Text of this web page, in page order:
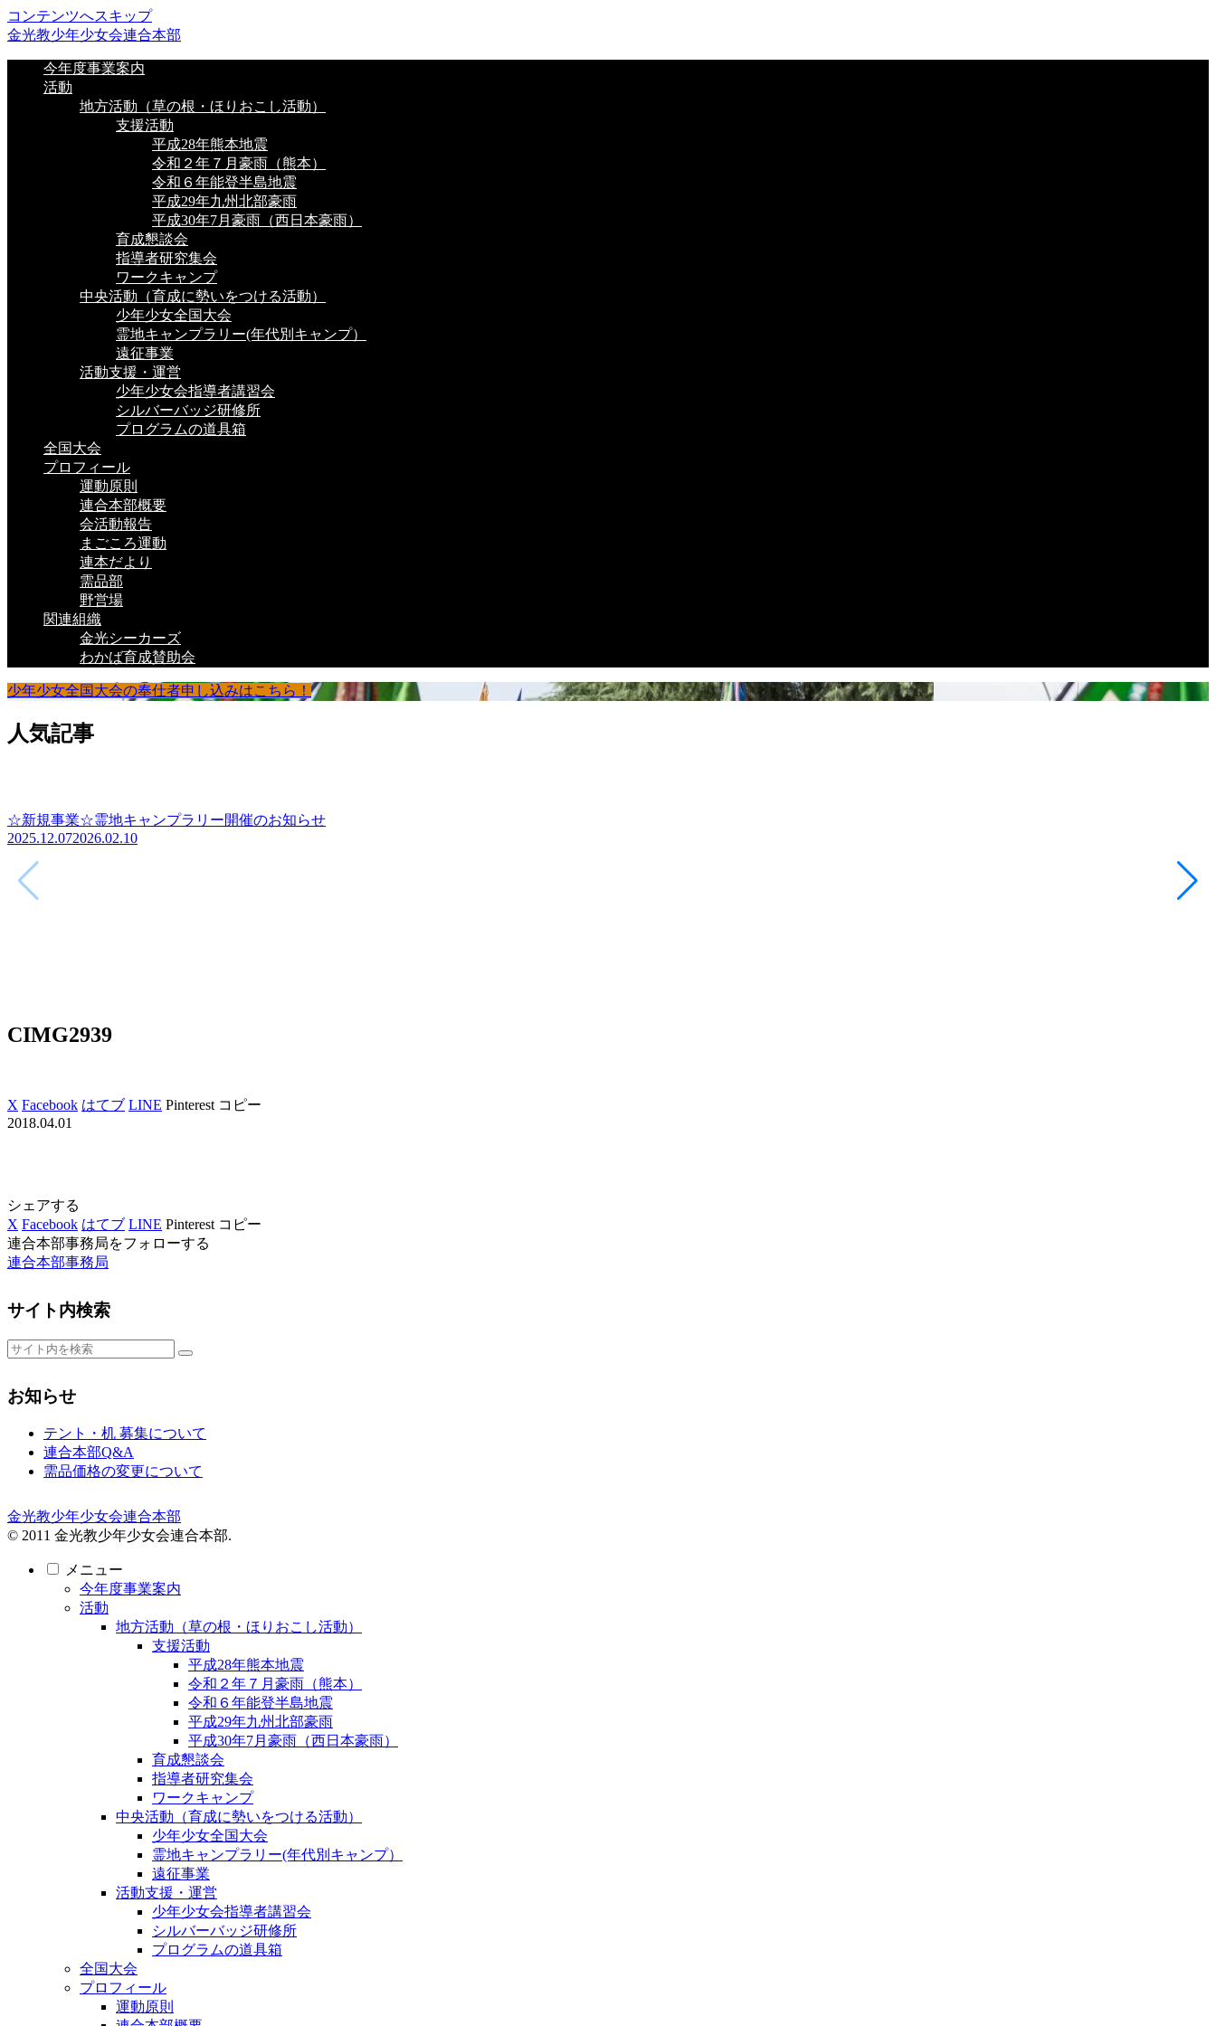
コンテンツへスキップ
金光教少年少女会連合本部
今年度事業案内
活動
地方活動（草の根・ほりおこし活動）
支援活動
平成28年熊本地震
令和２年７月豪雨（熊本）
令和６年能登半島地震
平成29年九州北部豪雨
平成30年7月豪雨（西日本豪雨）
育成懇談会
指導者研究集会
ワークキャンプ
中央活動（育成に勢いをつける活動）
少年少女全国大会
霊地キャンプラリー(年代別キャンプ）
遠征事業
活動支援・運営
少年少女会指導者講習会
シルバーバッジ研修所
プログラムの道具箱
全国大会
プロフィール
運動原則
連合本部概要
会活動報告
まごころ運動
連本だより
需品部
野営場
関連組織
金光シーカーズ
わかば育成賛助会
少年少女全国大会の奉仕者申し込みはこちら！
人気記事
☆新規事業☆霊地キャンプラリー開催のお知らせ
2025.12.072026.02.10
CIMG2939
X Facebook はてブ LINE Pinterest コピー
2018.04.01
シェアする
X Facebook はてブ LINE Pinterest コピー
連合本部事務局をフォローする
連合本部事務局
サイト内検索
お知らせ
テント・机 募集について
連合本部Q&A
需品価格の変更について
金光教少年少女会連合本部
© 2011 金光教少年少女会連合本部.
メニュー
今年度事業案内
活動
地方活動（草の根・ほりおこし活動）
支援活動
平成28年熊本地震
令和２年７月豪雨（熊本）
令和６年能登半島地震
平成29年九州北部豪雨
平成30年7月豪雨（西日本豪雨）
育成懇談会
指導者研究集会
ワークキャンプ
中央活動（育成に勢いをつける活動）
少年少女全国大会
霊地キャンプラリー(年代別キャンプ）
遠征事業
活動支援・運営
少年少女会指導者講習会
シルバーバッジ研修所
プログラムの道具箱
全国大会
プロフィール
運動原則